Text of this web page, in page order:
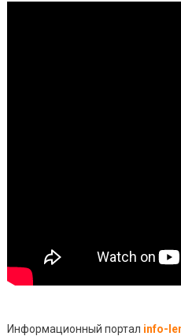
Информационный портал info-